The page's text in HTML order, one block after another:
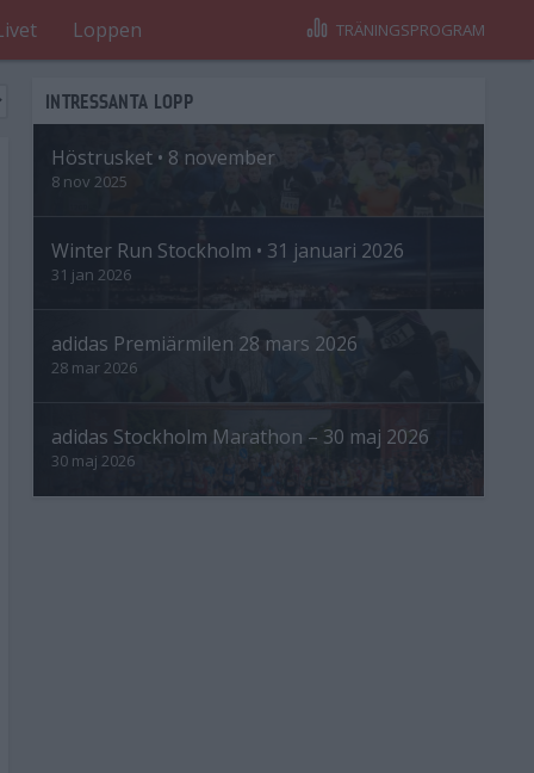
Loppen TRÄNINGSPROGRAM
INTRESSANTA LOPP
Höstrusket • 8 november
8 nov 2025
Winter Run Stockholm • 31 januari 2026
31 jan 2026
adidas Premiärmilen 28 mars 2026
28 mar 2026
adidas Stockholm Marathon – 30 maj 2026
30 maj 2026